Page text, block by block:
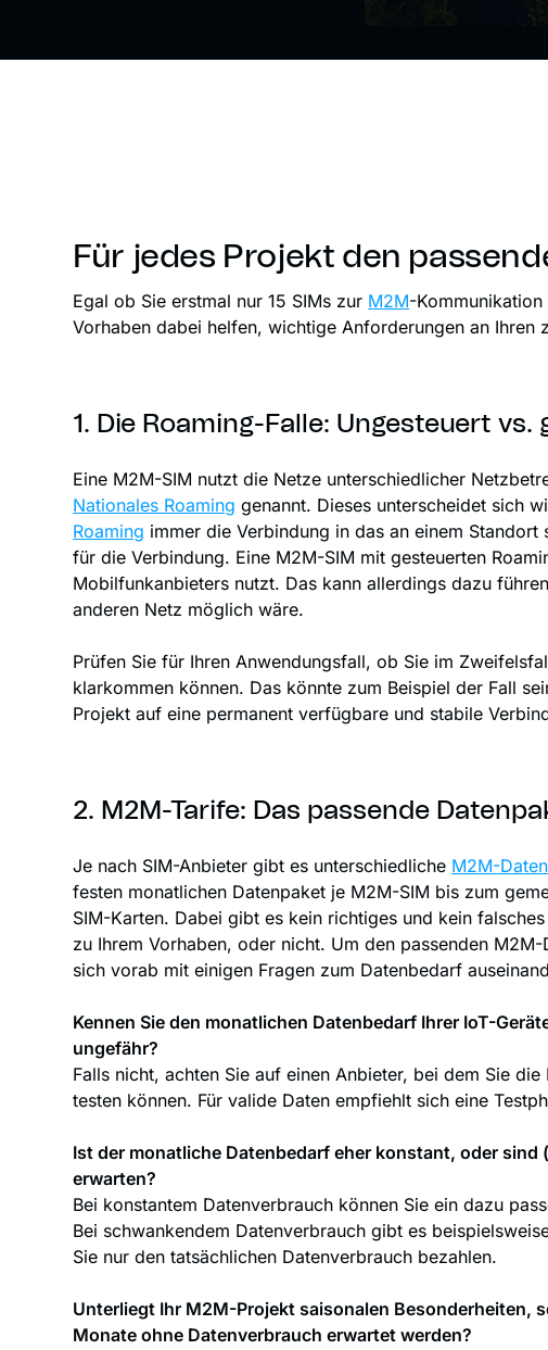
Für jedes Projekt den
Egal ob Sie erstmal nur 15 SIMs zur M2M-
Vorhaben dabei helfen, wichtige Anforderungen an Ihren
1. Die Roaming-Falle: Ungesteuert vs.
Eine M2M-SIM nutzt die Netze unterschiedlicher
Nationales Roaming genannt. Dieses unterscheidet sich
Roaming immer die Verbindung in das an einem
für die Verbindung. Eine M2M-SIM mit gesteuerten
Mobilfunkanbieters nutzt. Das kann allerdings dazu
anderen Netz möglich wäre.
Prüfen Sie für Ihren Anwendungsfall, ob Sie im
klarkommen können. Das könnte zum Beispiel der Fall
Projekt auf eine permanent verfügbare und stabile
2. M2M-Tarife: Das passende
Je nach SIM-Anbieter gibt es unterschiedliche M2M-
festen monatlichen Datenpaket je M2M-SIM bis zum
SIM-Karten. Dabei gibt es kein richtiges und kein
zu Ihrem Vorhaben, oder nicht. Um den passenden
sich vorab mit einigen Fragen zum Datenbedarf
Kennen Sie den monatlichen Datenbedarf Ihrer IoT-
ungefähr?
Falls nicht, achten Sie auf einen Anbieter, bei dem Sie
testen können. Für valide Daten empfiehlt sich eine
Ist der monatliche Datenbedarf eher konstant, oder sind
erwarten?
Bei konstantem Datenverbrauch können Sie ein dazu
Bei schwankendem Datenverbrauch gibt es
Sie nur den tatsächlichen Datenverbrauch bezahlen.
Unterliegt Ihr M2M-Projekt saisonalen Besonderheiten,
Monate ohne Datenverbrauch erwartet werden?